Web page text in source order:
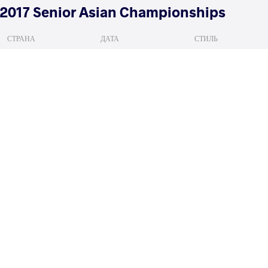
2017 Senior Asian Championships
СТРАНА ДАТА СТИЛЬ